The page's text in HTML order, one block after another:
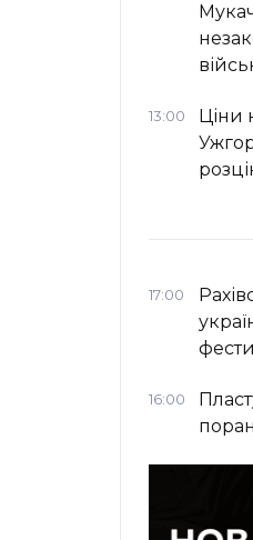
13:00
Ціни
17:00
16:00